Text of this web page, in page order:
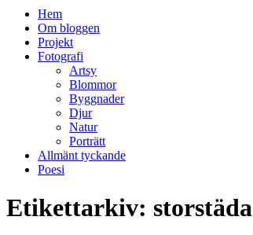
Primär
meny
Hem
Om bloggen
Projekt
Fotografi
Artsy
Blommor
Byggnader
Djur
Natur
Porträtt
Allmänt tyckande
Poesi
Etikettarkiv: storstäda